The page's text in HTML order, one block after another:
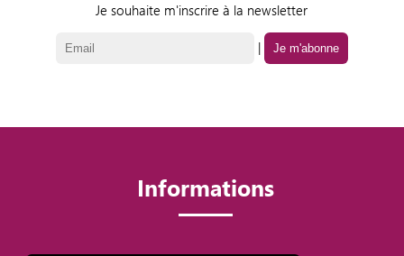
Je souhaite m'inscrire à la newsletter
|
Informations